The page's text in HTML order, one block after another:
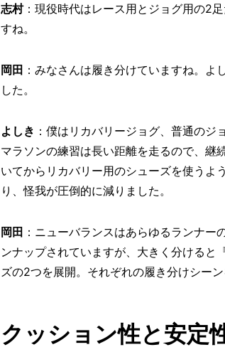
志村：現役時代はレース用とジョグ用の2
すね。
岡田 ：みなさんは履き分けていますね。
した。
よしき ：僕はリカバリージョグ、普通の
マラソンの練習は長い距離を走るので、継
いてからリカバリー用のシューズを使うよ
り、怪我が圧倒的に減りました。
岡田 ：ニューバランスはあらゆるランナ
ンナップされていますが、大きく分けると
ズの2つを展開。それぞれの履き分けシー
クッション性と安定